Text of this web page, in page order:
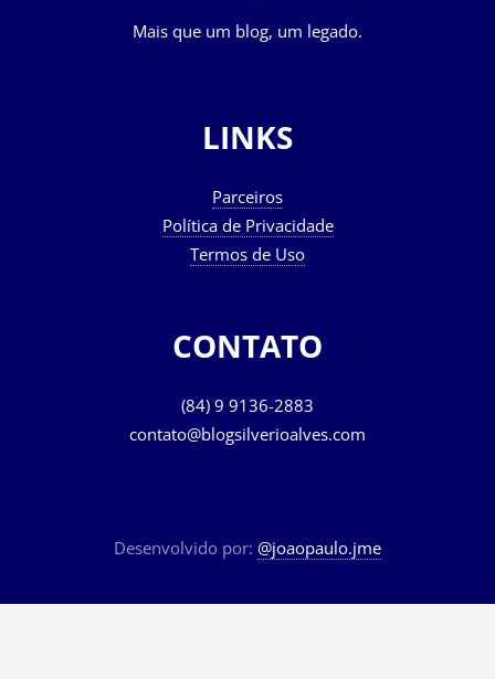
Mais que um blog, um legado.
LINKS
Parceiros
Política de Privacidade
Termos de Uso
CONTATO
(84) 9 9136-2883
contato@blogsilverioalves.com
Desenvolvido por: @joaopaulo.jme